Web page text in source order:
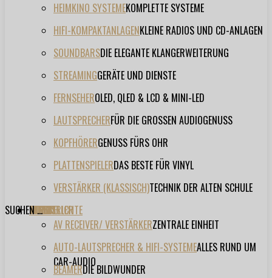
HEIMKINO SYSTEMEKOMPLETTE SYSTEME
HIFI-KOMPAKTANLAGENKLEINE RADIOS UND CD-ANLAGEN
SOUNDBARSDIE ELEGANTE KLANGERWEITERUNG
STREAMINGGERÄTE UND DIENSTE
FERNSEHEROLED, QLED & LCD & MINI-LED
LAUTSPRECHERFÜR DIE GROSSEN AUDIOGENUSS
KOPFHÖRERGENUSS FÜRS OHR
PLATTENSPIELERDAS BESTE FÜR VINYL
VERSTÄRKER (KLASSISCH)TECHNIK DER ALTEN SCHULE
TESTBERICHTE
AV RECEIVER/ VERSTÄRKERZENTRALE EINHEIT
AUTO-LAUTSPRECHER & HIFI-SYSTEMEALLES RUND UM
CAR-AUDIO
BEAMERDIE BILDWUNDER
FORUM
FILME
VIDEOS
HERSTELLER
EVENT
SUCHEN ...